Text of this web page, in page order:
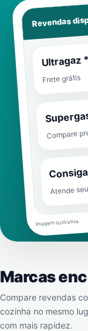
Revendas
Ultragaz
Frete grátis
Compare
Atende
Imagem ilustrativa
Marcas
Compare revendas
cozinha no mesmo
com mais rapidez.